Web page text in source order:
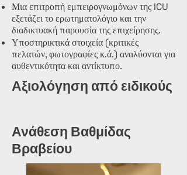
Μια επιτροπή εμπειρογνωμόνων της ICU
εξετάζει το ερωτηματολόγιο και την
διαδικτυακή παρουσία της επιχείρησης.
Υποστηρικτικά στοιχεία (κριτικές
πελατών, φωτογραφίες κ.ά.) αναλύονται για
αυθεντικότητα και αντίκτυπο.
Αξιολόγηση από ειδικούς
Ανάθεση Βαθμίδας
Βραβείου